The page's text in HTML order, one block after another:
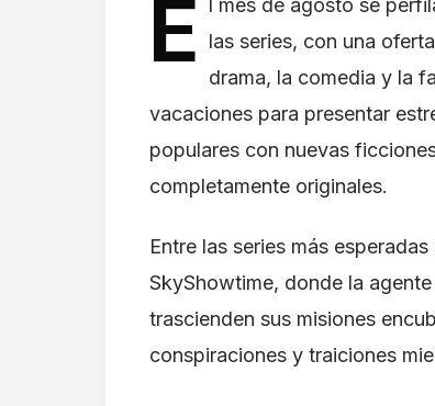
E
las series, con una
drama, la comedia y la
vacaciones para presentar
populares con nuevas
completamente originales.
Entre las series más
SkyShowtime, donde la
trascienden sus misiones
conspiraciones y traiciones